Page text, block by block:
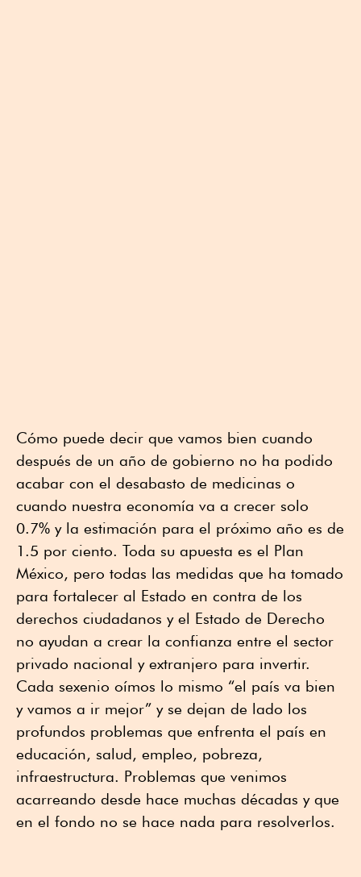
Cómo puede decir que vamos bien cuando
después de un año de gobierno no ha podido
acabar con el desabasto de medicinas o
cuando nuestra economía va a crecer solo
0.7% y la estimación para el próximo año es de
1.5 por ciento. Toda su apuesta es el Plan
México, pero todas las medidas que ha tomado
para fortalecer al Estado en contra de los
derechos ciudadanos y el Estado de Derecho
no ayudan a crear la confianza entre el sector
privado nacional y extranjero para invertir.
Cada sexenio oímos lo mismo “el país va bien
y vamos a ir mejor” y se dejan de lado los
profundos problemas que enfrenta el país en
educación, salud, empleo, pobreza,
infraestructura. Problemas que venimos
acarreando desde hace muchas décadas y que
en el fondo no se hace nada para resolverlos.